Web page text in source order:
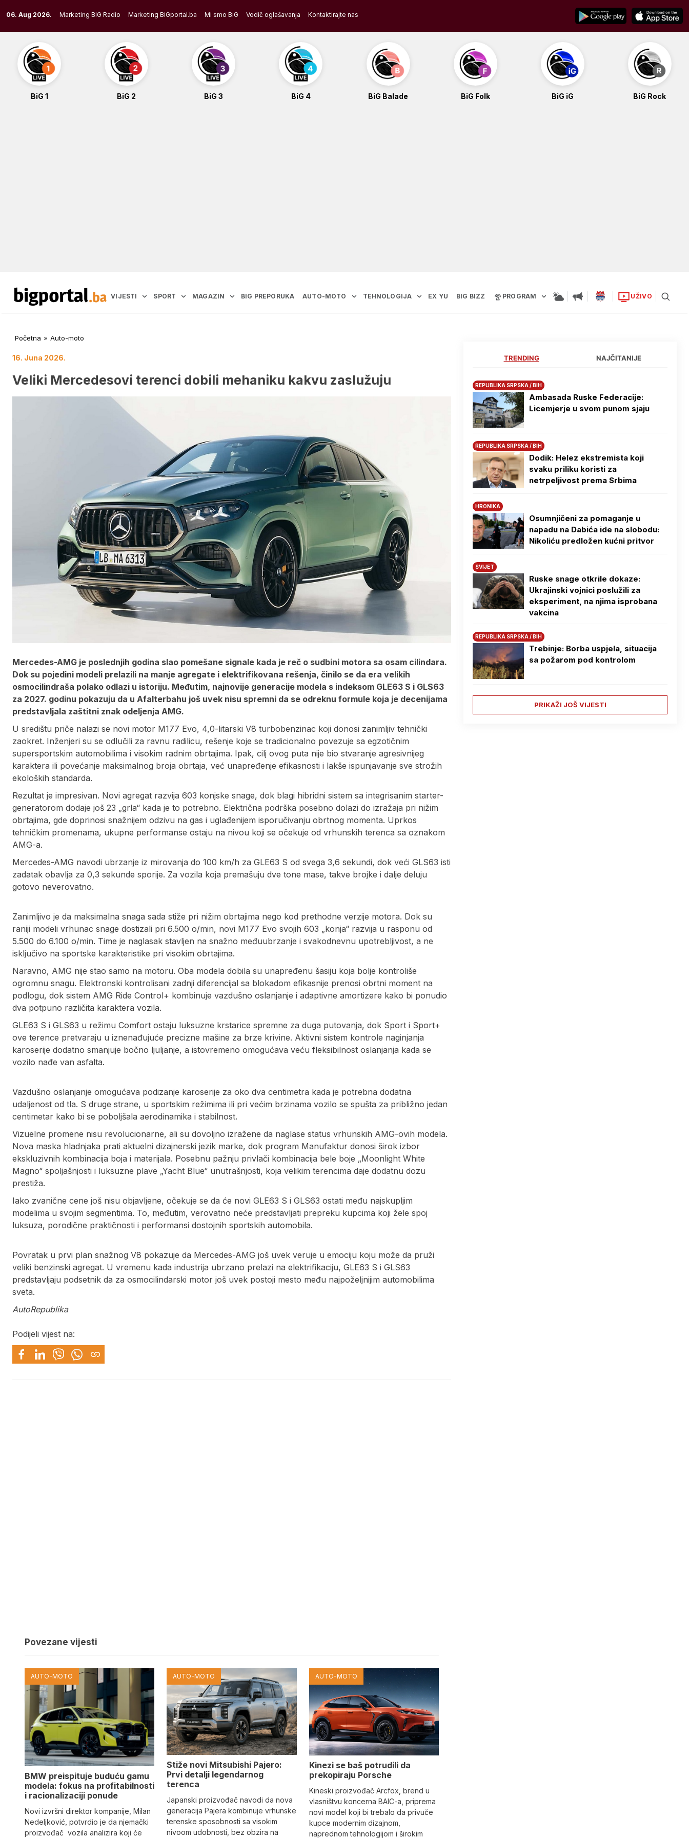
to
content
06. Aug 2026. Marketing BIG Radio Marketing BiGportal.ba Mi smo BiG Vodič oglašavanja Kontaktirajte nas
BiG 1 BiG 2 BiG 3 BiG 4 BiG Balade BiG Folk BiG iG BiG Rock
VIJESTI SPORT MAGAZIN BIG PREPORUKA AUTO-MOTO TEHNOLOGIJA EX YU BIG BIZZ PROGRAM UŽIVO
Početna » Auto-moto
16. Juna 2026.
Veliki Mercedesovi terenci dobili mehaniku kakvu zaslužuju
Mercedes-AMG je poslednjih godina slao pomešane signale kada je reč o sudbini motora sa osam cilindara.
Dok su pojedini modeli prelazili na manje agregate i elektrifikovana rešenja, činilo se da era velikih
osmocilindraša polako odlazi u istoriju. Međutim, najnovije generacije modela s indeksom GLE63 S i GLS63
za 2027. godinu pokazuju da u Afalterbahu još uvek nisu spremni da se odreknu formule koja je decenijama
predstavljala zaštitni znak odeljenja AMG.
U središtu priče nalazi se novi motor M177 Evo, 4,0-litarski V8 turbobenzinac koji donosi zanimljiv tehnički
zaokret. Inženjeri su se odlučili za ravnu radilicu, rešenje koje se tradicionalno povezuje sa egzotičnim
supersportskim automobilima i visokim radnim obrtajima. Ipak, cilj ovog puta nije bio stvaranje agresivnijeg
karaktera ili povećanje maksimalnog broja obrtaja, već unapređenje efikasnosti i lakše ispunjavanje sve strožih
ekoloških standarda.
Rezultat je impresivan. Novi agregat razvija 603 konjske snage, dok blagi hibridni sistem sa integrisanim starter-
generatorom dodaje još 23 „grla“ kada je to potrebno. Električna podrška posebno dolazi do izražaja pri nižim
obrtajima, gde doprinosi snažnijem odzivu na gas i uglađenijem isporučivanju obrtnog momenta. Uprkos
tehničkim promenama, ukupne performanse ostaju na nivou koji se očekuje od vrhunskih terenca sa oznakom
AMG-a.
Mercedes-AMG navodi ubrzanje iz mirovanja do 100 km/h za GLE63 S od svega 3,6 sekundi, dok veći GLS63 isti
zadatak obavlja za 0,3 sekunde sporije. Za vozila koja premašuju dve tone mase, takve brojke i dalje deluju
gotovo neverovatno.
Zanimljivo je da maksimalna snaga sada stiže pri nižim obrtajima nego kod prethodne verzije motora. Dok su
raniji modeli vrhunac snage dostizali pri 6.500 o/min, novi M177 Evo svojih 603 „konja“ razvija u rasponu od
5.500 do 6.100 o/min. Time je naglasak stavljen na snažno međuubrzanje i svakodnevnu upotrebljivost, a ne
isključivo na sportske karakteristike pri visokim obrtajima.
Naravno, AMG nije stao samo na motoru. Oba modela dobila su unapređenu šasiju koja bolje kontroliše
ogromnu snagu. Elektronski kontrolisani zadnji diferencijal sa blokadom efikasnije prenosi obrtni moment na
podlogu, dok sistem AMG Ride Control+ kombinuje vazdušno oslanjanje i adaptivne amortizere kako bi ponudio
dva potpuno različita karaktera vozila.
GLE63 S i GLS63 u režimu Comfort ostaju luksuzne krstarice spremne za duga putovanja, dok Sport i Sport+
ove terence pretvaraju u iznenađujuće precizne mašine za brze krivine. Aktivni sistem kontrole naginjanja
karoserije dodatno smanjuje bočno ljuljanje, a istovremeno omogućava veću fleksibilnost oslanjanja kada se
vozilo nađe van asfalta.
Vazdušno oslanjanje omogućava podizanje karoserije za oko dva centimetra kada je potrebna dodatna
udaljenost od tla. S druge strane, u sportskim režimima ili pri većim brzinama vozilo se spušta za približno jedan
centimetar kako bi se poboljšala aerodinamika i stabilnost.
Vizuelne promene nisu revolucionarne, ali su dovoljno izražene da naglase status vrhunskih AMG-ovih modela.
Nova maska hladnjaka prati aktuelni dizajnerski jezik marke, dok program Manufaktur donosi širok izbor
ekskluzivnih kombinacija boja i materijala. Posebnu pažnju privlači kombinacija bele boje „Moonlight White
Magno“ spoljašnjosti i luksuzne plave „Yacht Blue“ unutrašnjosti, koja velikim terencima daje dodatnu dozu
prestiža.
Iako zvanične cene još nisu objavljene, očekuje se da će novi GLE63 S i GLS63 ostati među najskupljim
modelima u svojim segmentima. To, međutim, verovatno neće predstavljati prepreku kupcima koji žele spoj
luksuza, porodične praktičnosti i performansi dostojnih sportskih automobila.
Povratak u prvi plan snažnog V8 pokazuje da Mercedes-AMG još uvek veruje u emociju koju može da pruži
veliki benzinski agregat. U vremenu kada industrija ubrzano prelazi na elektrifikaciju, GLE63 S i GLS63
predstavljaju podsetnik da za osmocilindarski motor još uvek postoji mesto među najpoželjnijim automobilima
sveta.
AutoRepublika
Podijeli vijest na:
Povezane vijesti
AUTO-MOTO
BMW preispituje buduću gamu
modela: fokus na profitabilnosti
i racionalizaciji ponude
Novi izvršni direktor kompanije, Milan
Nedeljković, potvrdio je da njemački
proizvođač vozila analizira koji će
AUTO-MOTO
Stiže novi Mitsubishi Pajero:
Prvi detalji legendarnog
terenca
Japanski proizvođač navodi da nova
generacija Pajera kombinuje vrhunske
terenske sposobnosti sa visokim
nivoom udobnosti, bez obzira na
AUTO-MOTO
Kinezi se baš potrudili da
prekopiraju Porsche
Kineski proizvođač Arcfox, brend u
vlasništvu koncerna BAIC-a, priprema
novi model koji bi trebalo da privuče
kupce modernim dizajnom,
naprednom tehnologijom i širokim
TRENDING NAJČITANIJE
REPUBLIKA SRPSKA / BIH
Ambasada Ruske Federacije:
Licemjerje u svom punom sjaju
REPUBLIKA SRPSKA / BIH
Dodik: Helez ekstremista koji
svaku priliku koristi za
netrpeljivost prema Srbima
HRONIKA
Osumnjičeni za pomaganje u
napadu na Dabića ide na slobodu:
Nikoliću predložen kućni pritvor
SVIJET
Ruske snage otkrile dokaze:
Ukrajinski vojnici poslužili za
eksperiment, na njima isprobana
vakcina
REPUBLIKA SRPSKA / BIH
Trebinje: Borba uspjela, situacija
sa požarom pod kontrolom
PRIKAŽI JOŠ VIJESTI